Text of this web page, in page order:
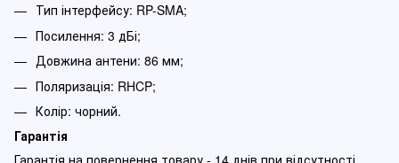
Тип інтерфейсу: RP-SMA;
Посилення: 3 дБі;
Довжина антени: 86 мм;
Поляризація: RHCP;
Колір: чорний.
Гарантія